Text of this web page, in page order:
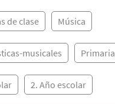
de clase Música
musicales Primaria
2. Año escolar